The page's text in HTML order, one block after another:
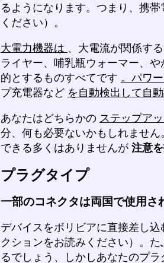
るようになります。つまり、携
ください）。
大電力機器は 、大電流が関係す
ライヤー、哺乳瓶ウォーマー、
的とするものすべてです 。パワ
プ充電器など を自動検出して自
あなたはどちらかの ステップア
分、何も必要ないかもしれませ
できる多くはありませんが 注意
プラグタイプ
一部のコネクタは両国で使用さ
デバイスをボリビアに直接差し
クションをお読みください）。
るでしょう、しかしあなたのプ